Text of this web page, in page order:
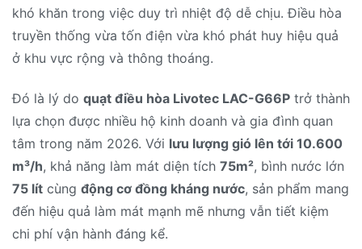
khó khăn trong việc duy trì nhiệt độ dễ chịu. Điều hòa
truyền thống vừa tốn điện vừa khó phát huy hiệu quả
ở khu vực rộng và thông thoáng.
Đó là lý do quạt điều hòa Livotec LAC-G66P trở thành
lựa chọn được nhiều hộ kinh doanh và gia đình quan
tâm trong năm 2026. Với lưu lượng gió lên tới 10.600
m³/h, khả năng làm mát diện tích 75m², bình nước lớn
75 lít cùng động cơ đồng kháng nước, sản phẩm mang
đến hiệu quả làm mát mạnh mẽ nhưng vẫn tiết kiệm
chi phí vận hành đáng kể.